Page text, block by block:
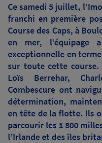
Ce samedi 5 juillet,
franchi en première
Course des Caps, à
en mer, l’équipage
exceptionnelle en
sur toute cette course.
Loïs Berrehar,
Combescure ont
détermination,
en tête de la flotte. Ils
parcourir les 1 800
l’Irlande et des îles